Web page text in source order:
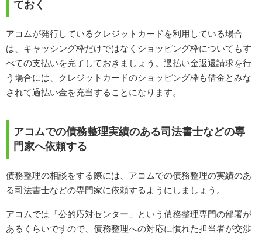
ておく
アコムが発行しているクレジットカードを利用している場合
は、キャッシング枠だけではなくショッピング枠についてもす
べての支払いを完了しておきましょう。過払い金返還請求を行
う場合には、クレジットカードのショッピング枠も借金とみな
されて過払い金を充当することになります。
アコムでの債務整理実績のある司法書士などの専
門家へ依頼する
債務整理の相談をする際には、アコムでの債務整理の実績のあ
る司法書士などの専門家に依頼するようにしましょう。
アコムでは「公的応対センター」という債務整理専門の部署が
あるくらいですので、債務整理への対応に慣れた担当者が交渉